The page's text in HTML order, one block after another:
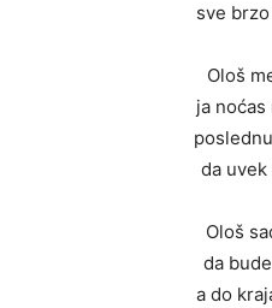
sve
Ološ
ja noćas
da
Ološ
da
a do